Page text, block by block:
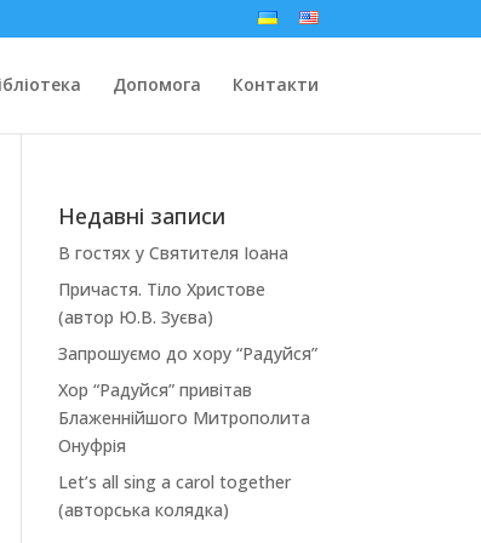
Допомога Контакти
Недавні записи
В гостях у Святителя Іоана
Причастя. Тіло Христове
(автор Ю.В. Зуєва)
Запрошуємо до хору “Радуйся”
Хор “Радуйся” привітав
Блаженнійшого Митрополита
Онуфрія
Let’s all sing a carol together
(авторська колядка)